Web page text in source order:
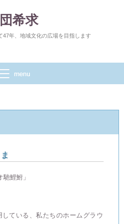
希求
年、地域文化の広場を目指します
鯉鮒」
ている、私たちのホームグラウ